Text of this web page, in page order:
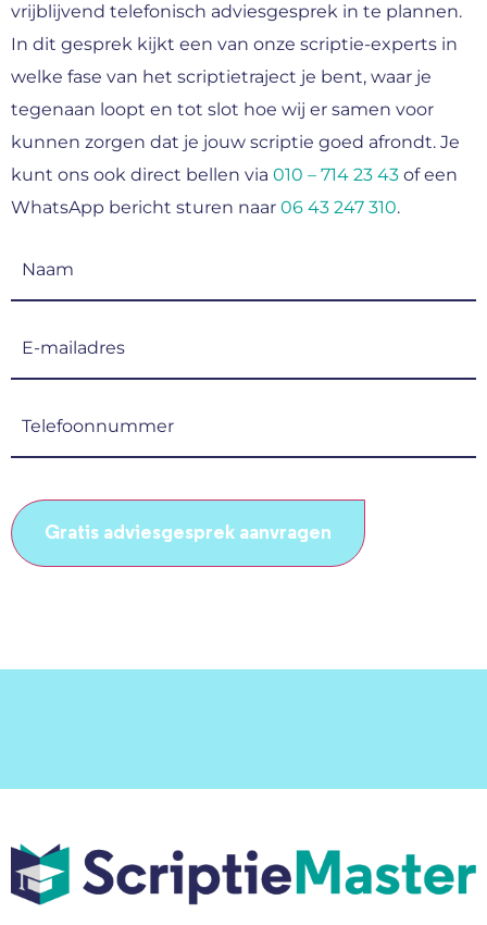
vrijblijvend telefonisch adviesgesprek in te plannen.
In dit gesprek kijkt een van onze scriptie-experts in
welke fase van het scriptietraject je bent, waar je
tegenaan loopt en tot slot hoe wij er samen voor
kunnen zorgen dat je jouw scriptie goed afrondt. Je
kunt ons ook direct bellen via 010 – 714 23 43 of een
WhatsApp bericht sturen naar 06 43 247 310.